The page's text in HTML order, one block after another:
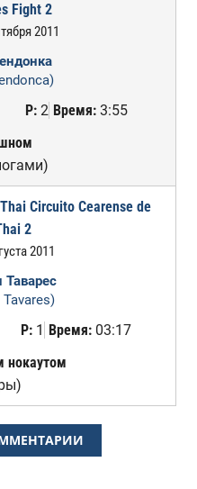
Fight 2
2011
Р:2 Время:3:55
Circuito Cearense de
2
2011
Таварес
Р: 1 Время: 03:17
нокаутом